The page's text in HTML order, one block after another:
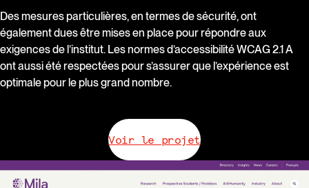
Des mesures particulières, en termes de sécurité, ont
également dues être mises en place pour répondre aux
exigences de l’institut. Les normes d’accessibilité WCAG 2.1 A
ont aussi été respectées pour s’assurer que l’expérience est
optimale pour le plus grand nombre.
Voir le projet